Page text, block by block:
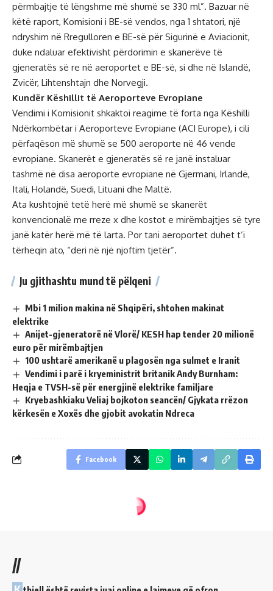
përmbajtje të lëngshme më shumë se 330 ml”. Bazuar në
këtë raport, Komisioni i BE-së vendos, nga 1 shtatori, një
ndryshim në Rregulloren e BE-së për Sigurinë e Aviacionit,
duke ndaluar efektivisht përdorimin e skanerëve të
gjeneratës së re në aeroportet e BE-së, si dhe në Islandë,
Zvicër, Lihtenshtajn dhe Norvegji.
Kundër Këshillit të Aeroporteve Evropiane
Vendimi i Komisionit shkaktoi reagime të forta nga Këshilli
Ndërkombëtar i Aeroporteve Evropiane (ACI Europe), i cili
përfaqëson më shumë se 500 aeroporte në 46 vende
evropiane. Skanerët e gjeneratës së re janë instaluar
tashmë në disa aeroporte evropiane në Gjermani, Irlandë,
Itali, Holandë, Suedi, Lituani dhe Maltë.
Ata kushtojnë tetë herë më shumë se skanerët
konvencionalë me rreze x dhe kostot e mirëmbajtjes së tyre
janë katër herë më të larta. Por tani aeroportet duhet t’i
tërheqin ato, “deri në një njoftim tjetër”.
Ju gjithashtu mund të pëlqeni
Mbi 1 milion makina në Shqipëri, shtohen makinat
elektrike
Anijet-gjeneratorë në Vlorë/ KESH hap tender 20 milionë
euro për mirëmbajtjen
100 ushtarë amerikanë u plagosën nga sulmet e Iranit
Vendimi i parë i kryeministrit britanik Andy Burnham:
Heqja e TVSH-së për energjinë elektrike familjare
Kryebashkiaku Veliaj bojkoton seancën/ Gjykata rrëzon
kërkesën e Xoxës dhe gjobit avokatin Ndreca
Facebook
//